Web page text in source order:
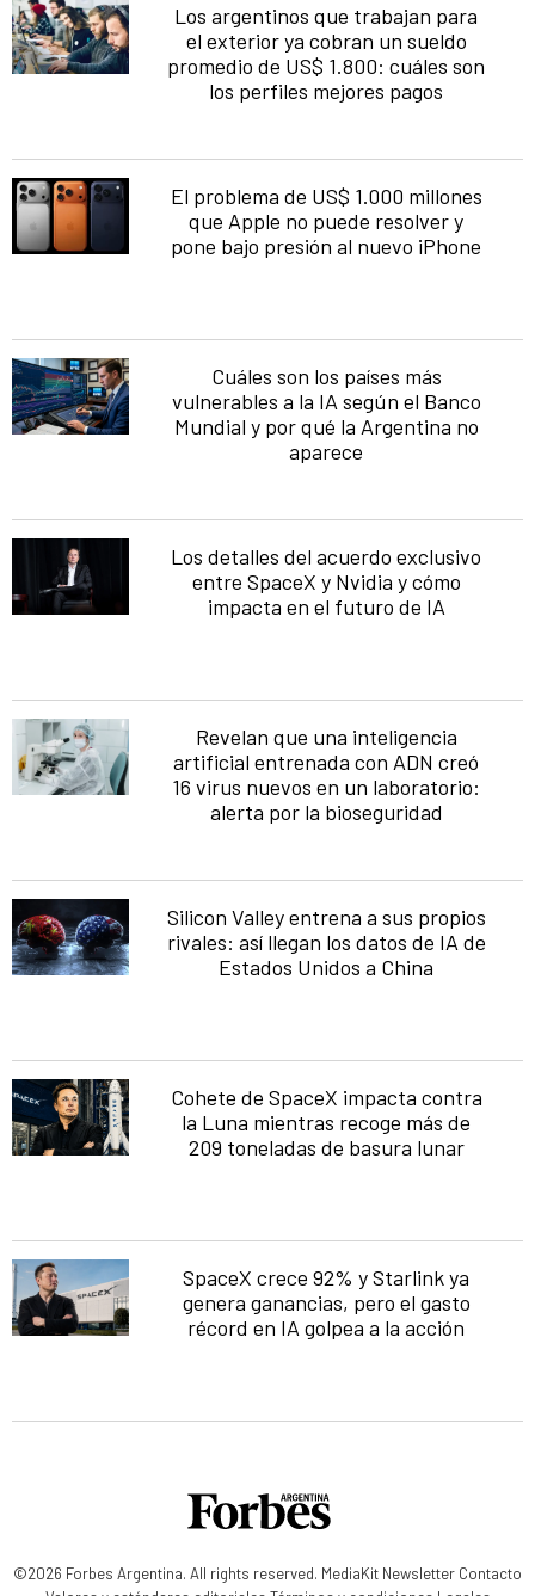
Los argentinos que trabajan para
el exterior ya cobran un sueldo
promedio de US$ 1.800: cuáles son
los perfiles mejores pagos
El problema de US$ 1.000 millones
que Apple no puede resolver y
pone bajo presión al nuevo iPhone
Cuáles son los países más
vulnerables a la IA según el Banco
Mundial y por qué la Argentina no
aparece
Los detalles del acuerdo exclusivo
entre SpaceX y Nvidia y cómo
impacta en el futuro de IA
Revelan que una inteligencia
artificial entrenada con ADN creó
16 virus nuevos en un laboratorio:
alerta por la bioseguridad
Silicon Valley entrena a sus propios
rivales: así llegan los datos de IA de
Estados Unidos a China
Cohete de SpaceX impacta contra
la Luna mientras recoge más de
209 toneladas de basura lunar
SpaceX crece 92% y Starlink ya
genera ganancias, pero el gasto
récord en IA golpea a la acción
©2026 Forbes Argentina. All rights reserved. MediaKit Newsletter Contacto